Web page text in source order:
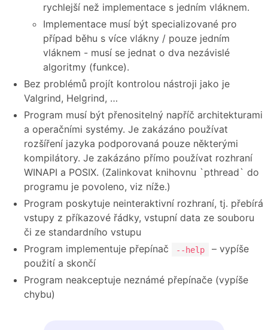
rychlejší než implementace s jedním vláknem.
Implementace musí být specializované pro
případ běhu s více vlákny / pouze jedním
vláknem - musí se jednat o dva nezávislé
algoritmy (funkce).
Bez problémů projít kontrolou nástroji jako je
Valgrind, Helgrind, …
Program musí být přenositelný napříč architekturami
a operačními systémy. Je zakázáno používat
rozšíření jazyka podporovaná pouze některými
kompilátory. Je zakázáno přímo používat rozhraní
WINAPI a POSIX. (Zalinkovat knihovnu `pthread` do
programu je povoleno, viz níže.)
Program poskytuje neinteraktivní rozhraní, tj. přebírá
vstupy z příkazové řádky, vstupní data ze souboru
či ze standardního vstupu
Program implementuje přepínač
--help
– vypíše
použití a skončí
Program neakceptuje neznámé přepínače (vypíše
chybu)